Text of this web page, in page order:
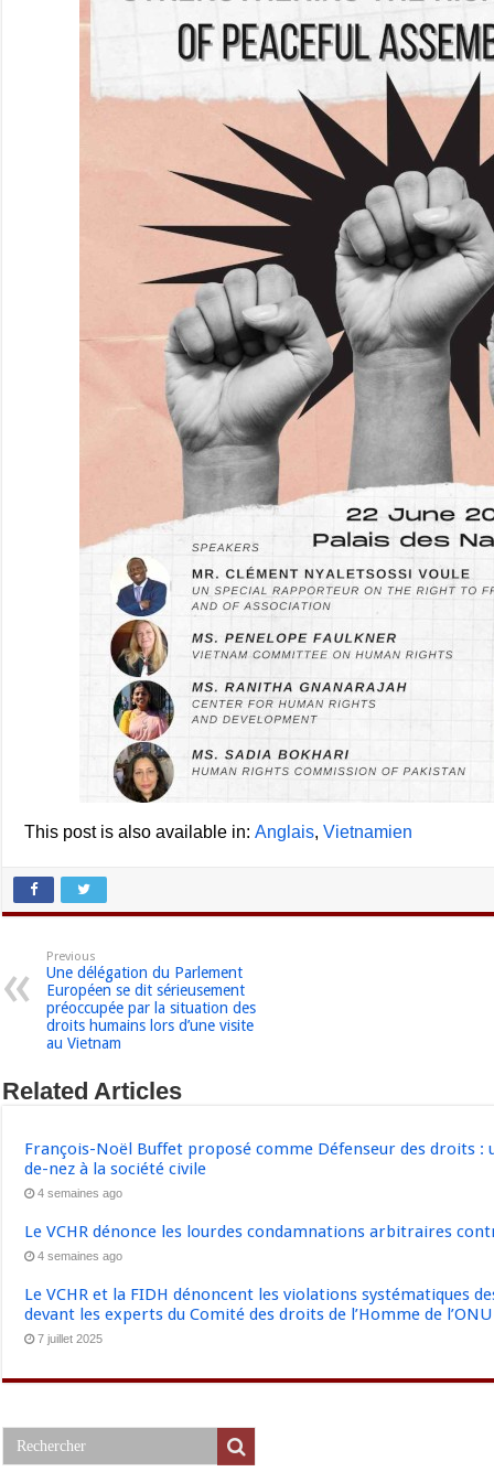
This post is also available in:Anglais Vietnamien
Previous
Une délégation du Parlement
Européen se dit sérieusement
préoccupée par la situation des
droits humains lors d’une visite
au Vietnam
Related Articles
François-Noël Buffet proposé comme Défenseur des droits
de-nez à la société civile
4 semaines ago
Le VCHR dénonce les lourdes condamnations arbitraires
4 semaines ago
Le VCHR et la FIDH dénoncent les violations systématiques
devant les experts du Comité des droits de l’Homme de l’ONU
7 juillet 2025